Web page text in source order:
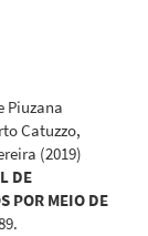
Piuzana
Catuzzo,
(2019)
DE
POR MEIO DE